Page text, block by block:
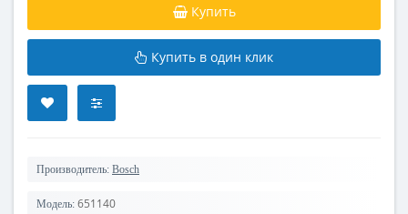
Купить
Купить в один клик
Производитель: Bosch
Модель: 651140